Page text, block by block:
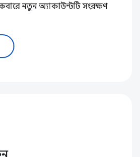
নতুন অ্যাকাউন্টটি সংরক্ষণ